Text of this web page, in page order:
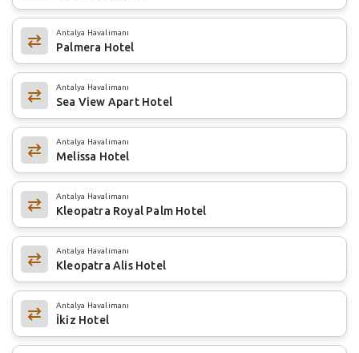
Antalya Havalimanı
Palmera Hotel
Antalya Havalimanı
Sea View Apart Hotel
Antalya Havalimanı
Melissa Hotel
Antalya Havalimanı
Kleopatra Royal Palm Hotel
Antalya Havalimanı
Kleopatra Alis Hotel
Antalya Havalimanı
İkiz Hotel